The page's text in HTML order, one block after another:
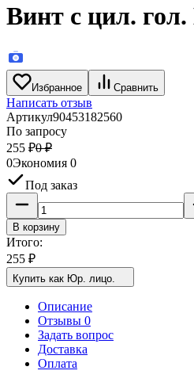
Винт с цил. гол.
Избранное Сравнить
Написать отзыв
Артикул90453182560
По запросу
255 ₽0 ₽
0Экономия 0
Под заказ
В корзину
Итого:
255 ₽
Купить как Юр. лицо.
Описание
Отзывы 0
Задать вопрос
Доставка
Оплата